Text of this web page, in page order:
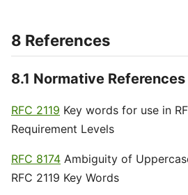
8 References
8.1 Normative References
RFC 2119 Key words for use in
Requirement Levels
RFC 8174 Ambiguity of
RFC 2119 Key Words